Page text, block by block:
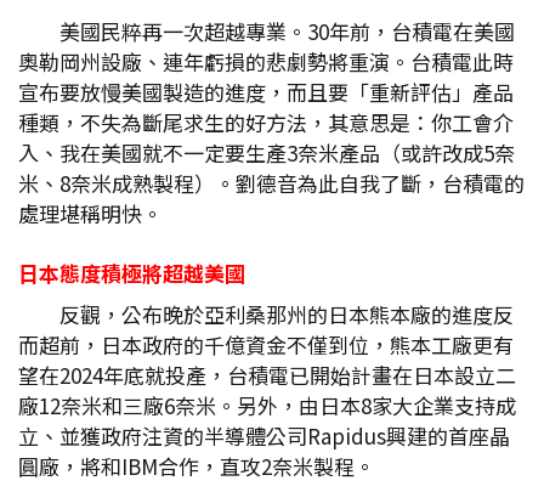
美國民粹再一次超越專業。30年前，台積電在美國
奧勒岡州設廠、連年虧損的悲劇勢將重演。台積電此時
宣布要放慢美國製造的進度，而且要「重新評估」產品
種類，不失為斷尾求生的好方法，其意思是：你工會介
入、我在美國就不一定要生產3奈米產品（或許改成5奈
米、8奈米成熟製程）。劉德音為此自我了斷，台積電的
處理堪稱明快。
日本態度積極將超越美國
反觀，公布晚於亞利桑那州的日本熊本廠的進度反
而超前，日本政府的千億資金不僅到位，熊本工廠更有
望在2024年底就投產，台積電已開始計畫在日本設立二
廠12奈米和三廠6奈米。另外，由日本8家大企業支持成
立、並獲政府注資的半導體公司Rapidus興建的首座晶
圓廠，將和IBM合作，直攻2奈米製程。